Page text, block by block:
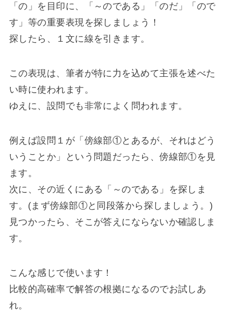
「の」を目印に、「～のである」「のだ」「ので
す」等の重要表現を探しましょう！
探したら、１文に線を引きます。
この表現は、筆者が特に力を込めて主張を述べた
い時に使われます。
ゆえに、設問でも非常によく問われます。
例えば設問１が「傍線部①とあるが、それはどう
いうことか」という問題だったら、傍線部①を見
ます。
次に、その近くにある「～のである」を探しま
す。(まず傍線部①と同段落から探しましょう。)
見つかったら、そこが答えにならないか確認しま
す。
こんな感じで使います！
比較的高確率で解答の根拠になるのでお試しあ
れ。